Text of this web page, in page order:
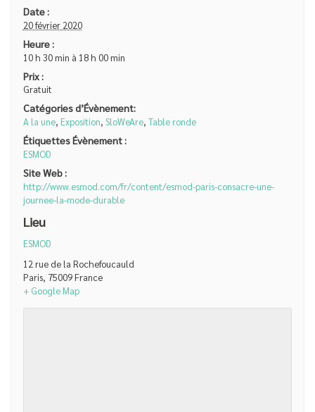
Date :
20 février 2020
Heure :
10 h 30 min à 18 h 00 min
Prix :
Gratuit
Catégories d’Évènement:
A la une, Exposition, SloWeAre, Table ronde
Étiquettes Évènement :
ESMOD
Site Web :
http://www.esmod.com/fr/content/esmod-paris-consacre-une-
journee-la-mode-durable
Lieu
ESMOD
12 rue de la Rochefoucauld
Paris, 75009France
+ Google Map